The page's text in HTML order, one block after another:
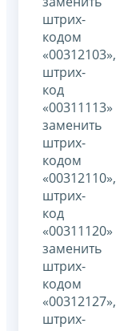
штрих-
кодом
«00312103»,
штрих-
код
«00311113»
заменить
штрих-
кодом
«00312110»,
штрих-
код
«00311120»
заменить
штрих-
кодом
«00312127»,
штрих-